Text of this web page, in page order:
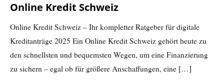
Online Kredit Schweiz
Online Kredit Schweiz – Ihr kompletter Ratgeber für digitale
Kreditanträge 2025 Ein Online Kredit Schweiz gehört heute zu
den schnellsten und bequemsten Wegen, um eine Finanzierung
zu sichern – egal ob für größere Anschaffungen, eine […]